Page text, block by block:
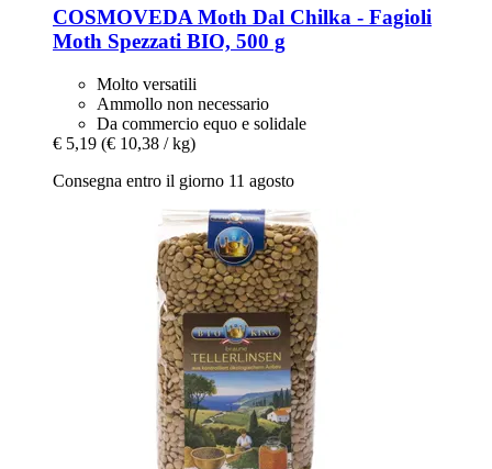
COSMOVEDA Moth Dal Chilka -​ Fagioli
Moth Spezzati BIO, 500 g
Molto versatili
Ammollo non necessario
Da commercio equo e solidale
€ 5,19 (€ 10,38 / kg)
Consegna entro il giorno 11 agosto